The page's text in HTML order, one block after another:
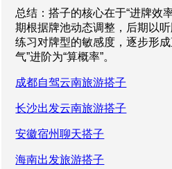
总结：搭子的核心在于“进牌效
期根据牌池动态调整，后期以
练习对牌型的敏感度，逐步形
气”进阶为“算概率”。
成都自驾云南旅游搭子
长沙出发云南旅游搭子
安徽宿州聊天搭子
海南出发旅游搭子